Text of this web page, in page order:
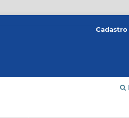
Cadastro